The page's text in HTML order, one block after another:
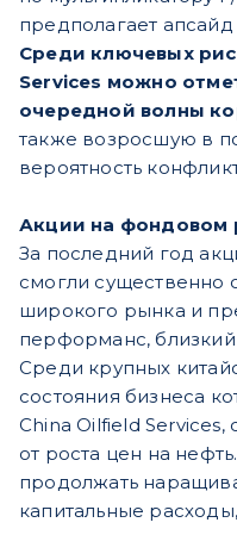
предполагает апсайд
Среди ключевых
Services можно
очередной волны
также возросшую в
вероятность
Акции на фондовом
За последний год
смогли существенно
широкого рынка и
перформанс, близкий
Среди крупных
состояния бизнеса
China Oilfield
от роста цен на
продолжать
капитальные